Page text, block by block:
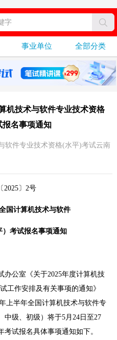
事业单位 全部分类
机技术与软件专业技术资格
报名事项通知
软件专业技术资格(水平)考试云南
2025〕2号
国计算机技术与软件
考试报名事项通知
办公室《关于2025年度计算机技
工作安排及有关事项的通知》
上半年全国计算机技术与软件专
中级、初级）将于5月24日至27
考试报名具体事项通知如下。